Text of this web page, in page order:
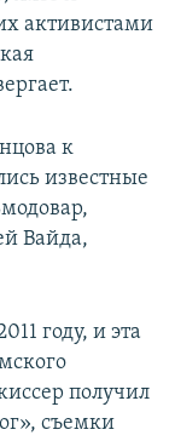
активистами
к
известные
Вайда,
году, и эта
получил
съемки